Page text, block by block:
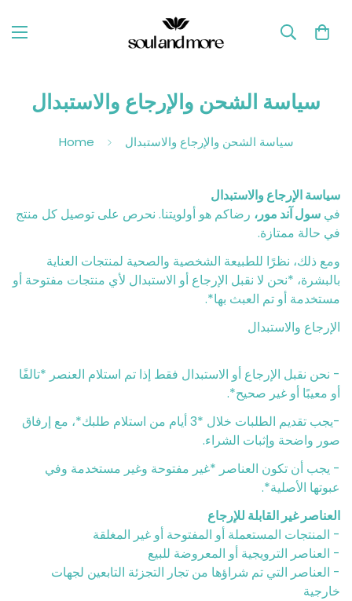
سياسة الشحن والإرجاع والاستبدال
Home سياسة الشحن والإرجاع والاستبدال
سياسة الإرجاع والاستبدال
في سول آند مور، رضاكم هو أولويتنا. نحرص على توصيل كل منتج
في حالة ممتازة.
ومع ذلك، نظرًا للطبيعة الشخصية والصحية لمنتجات العناية
بالبشرة، *نحن لا نقبل الإرجاع أو الاستبدال لأي منتجات مفتوحة أو
مستخدمة أو تم العبث بها*.
الإرجاع والاستبدال
- نحن نقبل الإرجاع أو الاستبدال فقط إذا تم استلام العنصر *تالفًا
أو معيبًا أو غير صحيح*.
-يجب تقديم الطلبات خلال *3 أيام من استلام طلبك*، مع إرفاق
صور واضحة وإثبات الشراء.
- يجب أن تكون العناصر *غير مفتوحة وغير مستخدمة وفي
عبوتها الأصلية*.
العناصر غير القابلة للإرجاع
- المنتجات المستعملة أو المفتوحة أو غير المغلقة
- العناصر الترويجية أو المعروضة للبيع
- العناصر التي تم شراؤها من تجار التجزئة التابعين لجهات
خارجية